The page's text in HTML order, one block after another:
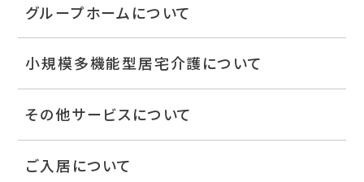
グループホームについて
小規模多機能型居宅介護について
その他サービスについて
ご入居について